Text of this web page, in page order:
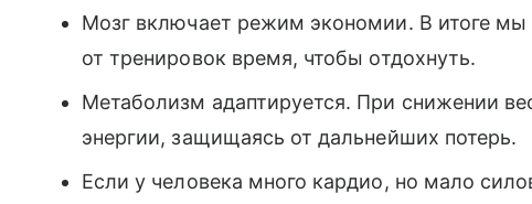
Мозг включает режим экономии. В итоге
от тренировок время, чтобы отдохнуть.
Метаболизм адаптируется. При снижении
энергии, защищаясь от дальнейших потерь.
Если у человека много кардио, но мало